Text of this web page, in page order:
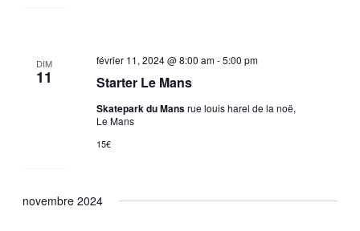
DIM
11 Starter Le Mans
février 11, 2024 @ 8:00 am-5:00 pm
Skatepark du Mansrue louis harel de la noë,
Le Mans
15€
novembre 2024